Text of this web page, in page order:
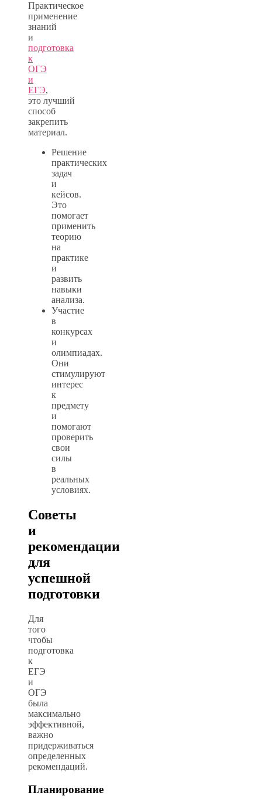
Практическое
применение
знаний
и
подготовка
к
ОГЭ
и
ЕГЭ,
это лучший
способ
закрепить
материал.
Решение
практических
задач
и
кейсов.
Это
помогает
применить
теорию
на
практике
и
развить
навыки
анализа.
Участие
в
конкурсах
и
олимпиадах.
Они
стимулируют
интерес
к
предмету
и
помогают
проверить
свои
силы
в
реальных
условиях.
Советы
и
рекомендации
для
успешной
подготовки
Для
того
чтобы
подготовка
к
ЕГЭ
и
ОГЭ
была
максимально
эффективной,
важно
придерживаться
определенных
рекомендаций.
Планирование